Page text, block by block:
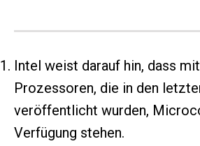
Intel weist darauf hin, dass
Prozessoren, die in den
veröffentlicht wurden,
Verfügung stehen.